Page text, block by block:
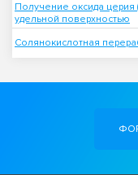
Получение оксида церия
удельной поверхностью
Солянокислотная